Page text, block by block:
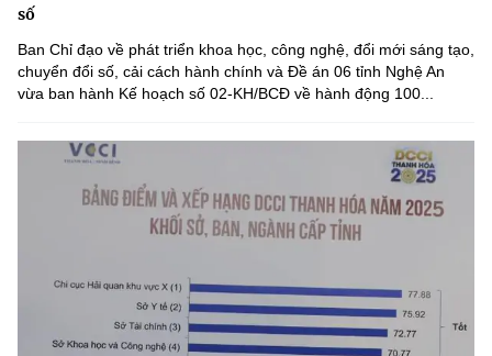
số
Ban Chỉ đạo về phát triển khoa học, công nghệ, đổi mới sáng tạo,
chuyển đổi số, cải cách hành chính và Đề án 06 tỉnh Nghệ An
vừa ban hành Kế hoạch số 02-KH/BCĐ về hành động 100...